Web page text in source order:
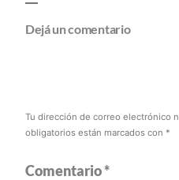
Dejá un comentario
Tu dirección de correo electrónico
obligatorios están marcados con *
Comentario*